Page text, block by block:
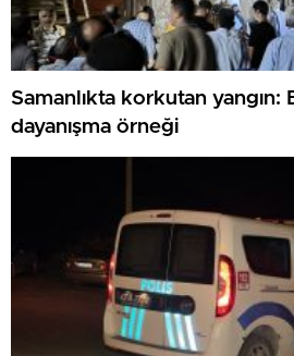
Samanlıkta korkutan yangın:
dayanışma örneği